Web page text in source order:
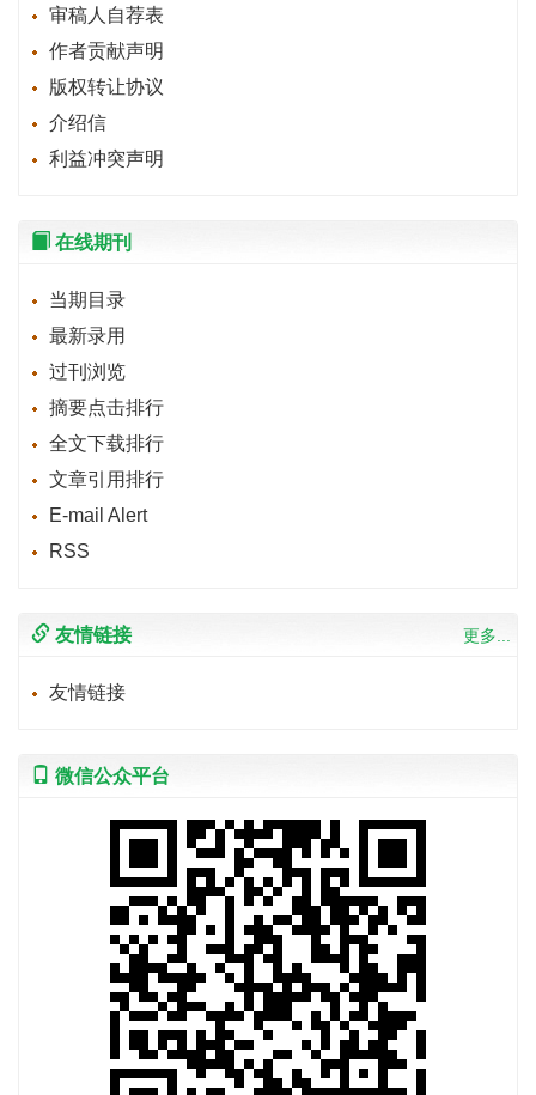
审稿人自荐表
作者贡献声明
版权转让协议
介绍信
利益冲突声明
在线期刊
当期目录
最新录用
过刊浏览
摘要点击排行
全文下载排行
文章引用排行
E-mail Alert
RSS
友情链接 更多...
友情链接
微信公众平台